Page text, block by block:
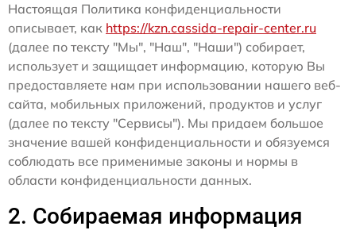
Настоящая Политика конфиденциальности
описывает, как https://kzn.cassida-repair-center.ru
(далее по тексту "Мы", "Наш", "Наши") собирает,
использует и защищает информацию, которую Вы
предоставляете нам при использовании нашего веб-
сайта, мобильных приложений, продуктов и услуг
(далее по тексту "Сервисы"). Мы придаем большое
значение вашей конфиденциальности и обязуемся
соблюдать все применимые законы и нормы в
области конфиденциальности данных.
2. Собираемая информация